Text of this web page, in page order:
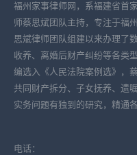
福州家事律师网，系福建省首
师蔡思斌团队主持，专注于福
思斌律师团队组建以来办理了
收养、离婚后财产纠纷等各类
编选入《人民法院案例选》，
共同财产拆分、子女抚养、遗
实务问题有独到的研究，精通
电话：